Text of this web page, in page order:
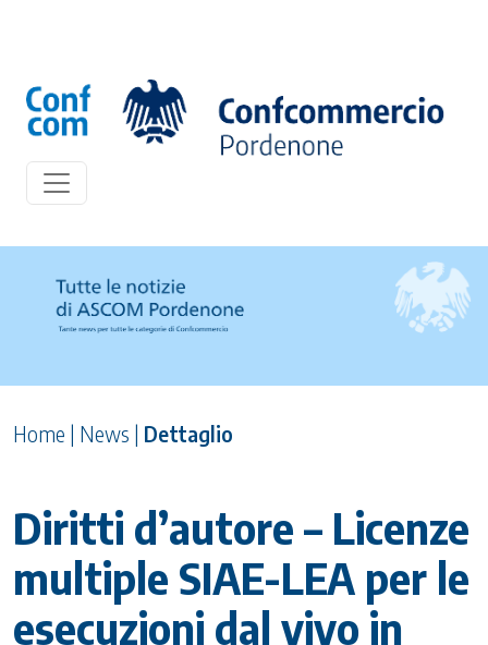
Home | News | Dettaglio
Diritti d’autore – Licenze
multiple SIAE-LEA per le
esecuzioni dal vivo in